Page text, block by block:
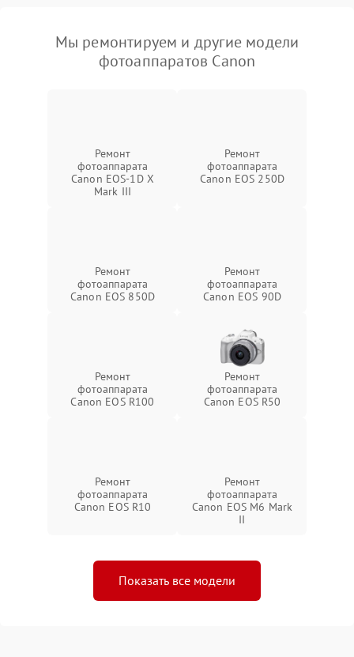
Мы ремонтируем и другие модели
фотоаппаратов Canon
Ремонт
фотоаппарата
Canon EOS‑1D X
Mark III
Ремонт
фотоаппарата
Canon EOS 250D
Ремонт
фотоаппарата
Canon EOS 850D
Ремонт
фотоаппарата
Canon EOS 90D
Ремонт
фотоаппарата
Canon EOS R100
Ремонт
фотоаппарата
Canon EOS R50
Ремонт
фотоаппарата
Canon EOS R10
Ремонт
фотоаппарата
Canon EOS M6 Mark
II
Показать все модели